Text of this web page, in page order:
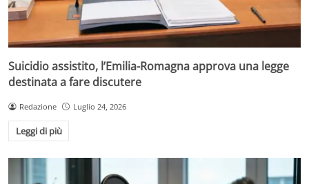
Suicidio assistito, l’Emilia-Romagna approva una legge
destinata a fare discutere
Redazione Luglio 24, 2026
Leggi di più